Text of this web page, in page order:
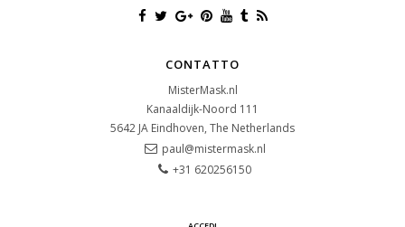
CONTATTO
MisterMask.nl
Kanaaldijk-Noord 111
5642 JA Eindhoven, The Netherlands
paul@mistermask.nl
+31 620256150